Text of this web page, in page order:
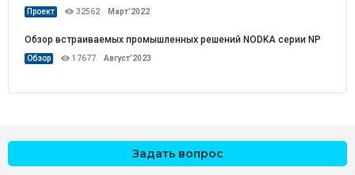
Проект 32562 Март’2022
Обзор встраиваемых промышленных решений NODKA серии NP
Обзор 17677 Август’2023
Задать вопрос